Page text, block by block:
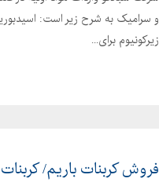
و سرامیک به شرح زیر است:
زیرکونیوم برای...
فروش کربنات باریم/